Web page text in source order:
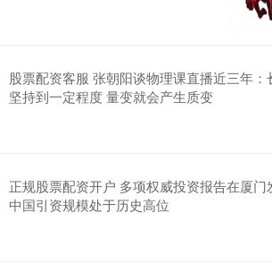
股票配资客服 张朝阳谈物理课直播近三年：
坚持到一定程度 量变就会产生质变
正规股票配资开户 多项权威投资报告在厦门
中国引资规模处于历史高位